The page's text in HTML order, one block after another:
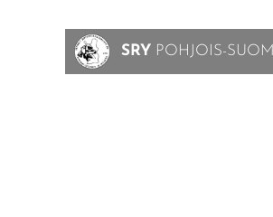
SRY POHJOIS-SUOMI